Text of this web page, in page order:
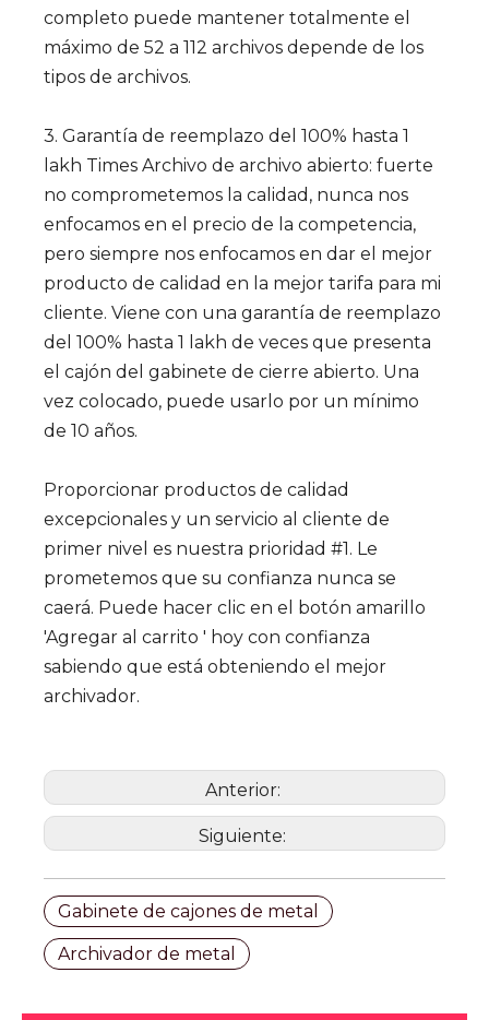
completo puede mantener totalmente el
máximo de 52 a 112 archivos depende de los
tipos de archivos.
3. Garantía de reemplazo del 100% hasta 1
lakh Times Archivo de archivo abierto: fuerte
no comprometemos la calidad, nunca nos
enfocamos en el precio de la competencia,
pero siempre nos enfocamos en dar el mejor
producto de calidad en la mejor tarifa para mi
cliente. Viene con una garantía de reemplazo
del 100% hasta 1 lakh de veces que presenta
el cajón del gabinete de cierre abierto. Una
vez colocado, puede usarlo por un mínimo
de 10 años.
Proporcionar productos de calidad
excepcionales y un servicio al cliente de
primer nivel es nuestra prioridad #1. Le
prometemos que su confianza nunca se
caerá. Puede hacer clic en el botón amarillo
'Agregar al carrito ' hoy con confianza
sabiendo que está obteniendo el mejor
archivador.
Anterior:
Siguiente:
Gabinete de cajones de metal
Archivador de metal